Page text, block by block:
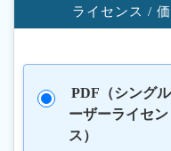
ライセンス /
PDF（シング
ーザーライセン
ス）